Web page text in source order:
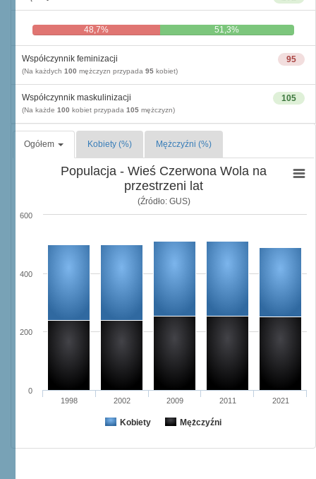
48,7% 51,3%
95
Współczynnik feminizacji
(Na każdych 100 mężczyzn przypada 95 kobiet)
105
Współczynnik maskulinizacji
(Na każde 100 kobiet przypada 105 mężczyzn)
Ogółem Kobiety (%) Mężczyźni (%)
Populacja - Wieś Czerwona Wola na
przestrzeni lat
(Źródło: GUS)
Kobiety Mężczyźni
1998 2002 2009 2011 2021
0
200
400
600